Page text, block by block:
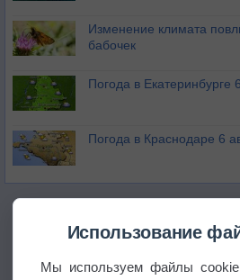
Изменение климата
бабочек
Погода в Екатеринбурге
Погода в Краснодаре 6
Использование
Мы используем файлы